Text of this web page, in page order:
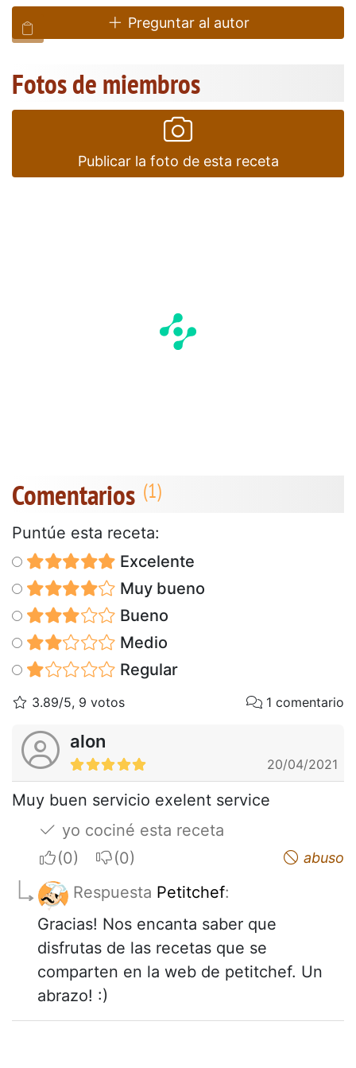
Preguntar al autor
Fotos de miembros
Publicar la foto de esta receta
Comentarios
Puntúe esta receta:
Excelente
Muy bueno
Bueno
Medio
Regular
3.89/5, 9 votos 1 comentario
alon
20/04/2021
Muy buen servicio exelent service
yo cociné esta receta
I apreciateI do not appreciate abuso
Respuesta Petitchef:
Gracias! Nos encanta saber que
disfrutas de las recetas que se
comparten en la web de petitchef. Un
abrazo! :)